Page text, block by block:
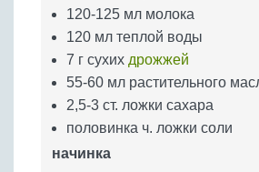
120-125 мл молока
120 мл теплой воды
7 г сухих дрожжей
55-60 мл растительного
2,5-3 ст. ложки сахара
половинка ч. ложки соли
начинка